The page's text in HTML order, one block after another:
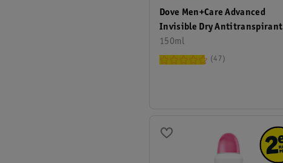
Dove Men+Care Advanced
Invisible Dry Antitranspirant
Deodorant Spray
150ml
47